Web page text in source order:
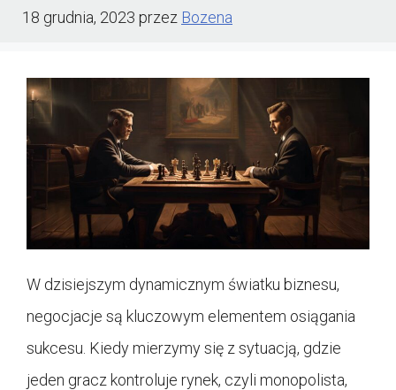
18 grudnia, 2023 przez Bozena
W dzisiejszym dynamicznym światku biznesu,
negocjacje są kluczowym elementem osiągania
sukcesu. Kiedy mierzymy się z sytuacją, gdzie
jeden gracz kontroluje rynek, czyli monopolista,